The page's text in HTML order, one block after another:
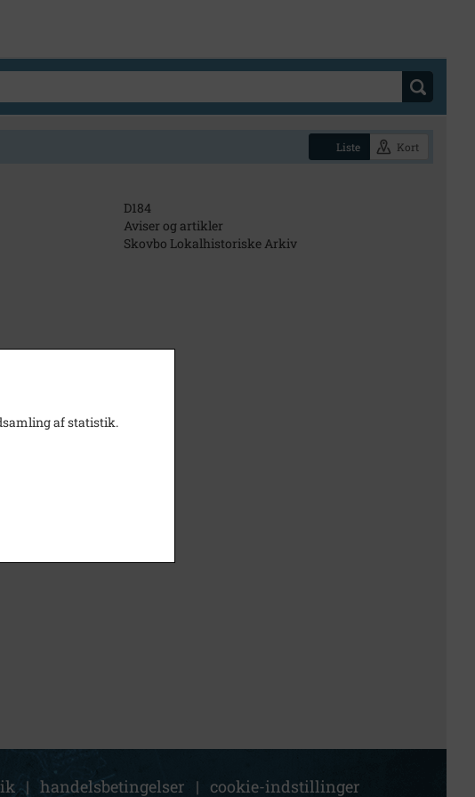
Liste Kort
D184
Aviser og artikler
Skovbo Lokalhistoriske Arkiv
| handelsbetingelser | cookie-indstillinger
af statistik.